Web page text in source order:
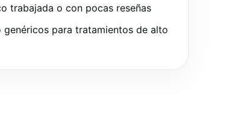
trabajada o con pocas reseñas
genéricos para tratamientos de alto